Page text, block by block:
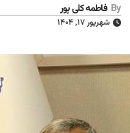
By فاطمه کلی پور
شهریور ۱۷, ۱۴۰۴